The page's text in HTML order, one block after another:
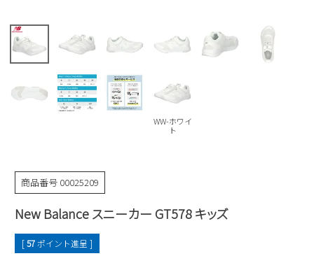
ウェア
Parade
new balance
puma
ワークシューズ
ブーツ
ウェア
SKECHERS
GAP
EDWIN
ブーツ
Parade
asics
瞬足
キッズSALE
ボディバッグ
ハンドバッグ
ビジネスバッグ
ショルダーバッグ
財布
すべての商品
ケア用品
雑貨
ご利用ガイド
お問い合わせ
WW-ホワイ
ト
商品番号 00025209
New Balance スニーカー GT578 キッズ
[57ポイント進呈 ]